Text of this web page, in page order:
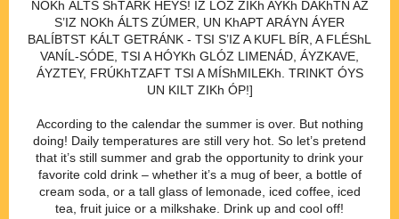
NOKh ÁLTS ShTÁRK HÉYS! IZ LÓZ ZIKh AYKh DÁKhTN AZ
S’IZ NOKh ÁLTS ZÚMER, UN KhAPT ARÁYN ÁYER
BALÍBTST KÁLT GETRÁNK - TSI S’IZ A KUFL BÍR, A FLÉShL
VANÍL-SÓDE, TSI A HÓYKh GLÓZ LIMENÁD, ÁYZKAVE,
ÁYZTEY, FRÚKhTZAFT TSI A MÍShMILEKh. TRINKT ÓYS
UN KILT ZIKh ÓP!]
According to the calendar the summer is over. But nothing
doing! Daily temperatures are still very hot. So let’s pretend
that it’s still summer and grab the opportunity to drink your
favorite cold drink – whether it’s a mug of beer, a bottle of
cream soda, or a tall glass of lemonade, iced coffee, iced
tea, fruit juice or a milkshake. Drink up and cool off!